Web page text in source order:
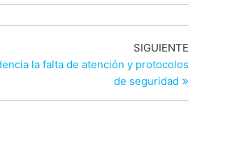
SIGUIENTE
la falta de atención y protocolos
de seguridad